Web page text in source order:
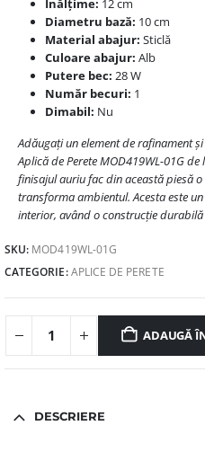
Înălțime: 12 cm
Diametru bază: 10 cm
Material abajur: Sticlă
Culoare abajur: Alb
Putere bec: 28 W
Număr becuri: 1
Dimabil: Nu
Adăugați un element de rafinament
Aplică de Perete MOD419WL-01G
finisajul auriu fac din această piesă
transforma ambientul. Acesta este
interior, având o construcție
SKU: MOD419WL-01G
CATEGORIE:APLICE DE PERETE
ADAUGĂ
DESCRIERE